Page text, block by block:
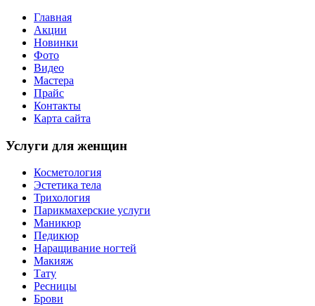
Главная
Акции
Новинки
Фото
Видео
Мастера
Прайс
Контакты
Карта сайта
Услуги для женщин
Косметология
Эстетика тела
Трихология
Парикмахерские услуги
Маникюр
Педикюр
Наращивание ногтей
Макияж
Тату
Ресницы
Брови